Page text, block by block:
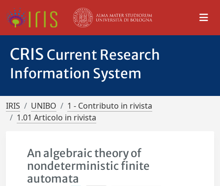
CRIS Current Research
Information System
IRIS UNIBO
1 - Contributo in rivista
1.01 Articolo in rivista
An algebraic theory of
nondeterministic finite
automata